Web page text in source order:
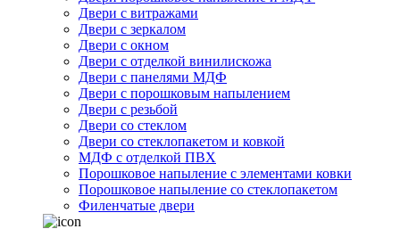
Двери с витражами
Двери с зеркалом
Двери с окном
Двери с отделкой винилискожа
Двери с панелями МДФ
Двери с порошковым напылением
Двери с резьбой
Двери со стеклом
Двери со стеклопакетом и ковкой
МДФ с отделкой ПВХ
Порошковое напыление с элементами ковки
Порошковое напыление со стеклопакетом
Филенчатые двери